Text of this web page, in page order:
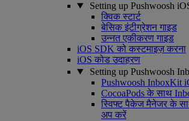
Setting up Pushwoosh
क्विक स्टार्ट
बेसिक इंटीग्रेशन गाइड
उन्नत एकीकरण गाइड
iOS SDK को कस्टमाइज़ करना
iOS कोड उदाहरण
Setting up Pushwoosh
Pushwoosh InboxKit
CocoaPods के साथ
स्विफ्ट पैकेज मैनेजर के
अप करें